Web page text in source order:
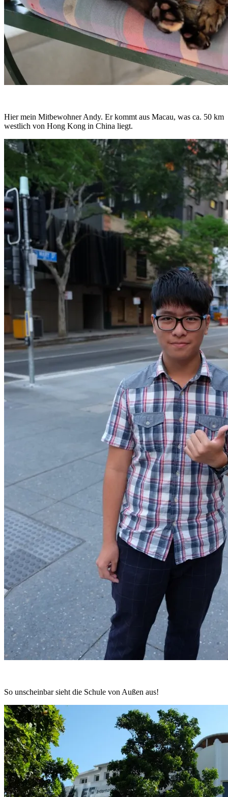
Hier mein Mitbewohner Andy. Er kommt aus Macau, was ca. 50 km
westlich von Hong Kong in China liegt.
So unscheinbar sieht die Schule von Außen aus!